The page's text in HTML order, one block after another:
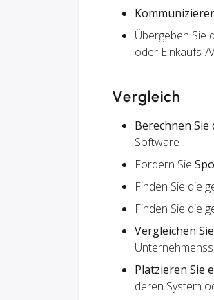
Übergeben Sie
oder Einkaufs-/
Vergleich
Berechnen
Software
Fordern Sie
Finden Sie die
Finden Sie die
Vergleichen
Platzieren Sie
deren System